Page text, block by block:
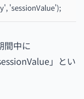
'sessionValue');
間中に
」とい